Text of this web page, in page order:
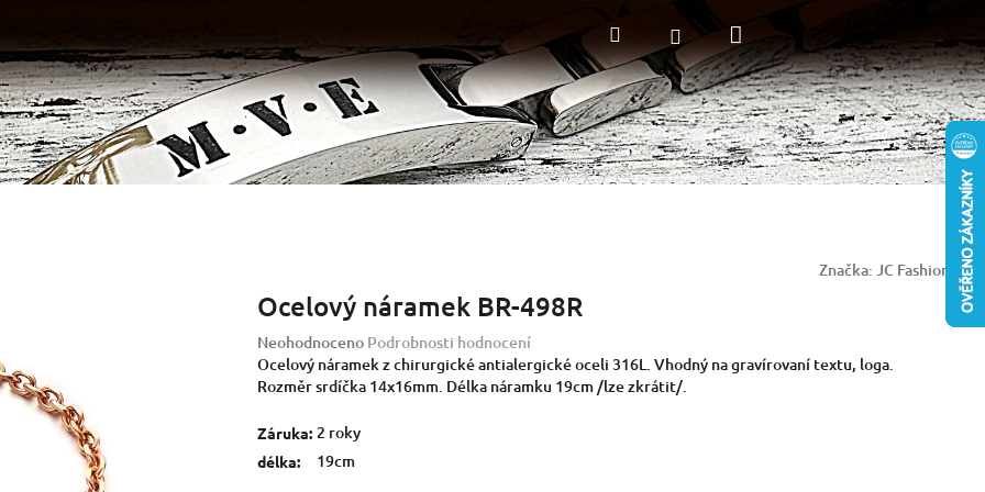
HledatPřihlášeníNákupní
košík
Značka: JC Fashion
Ocelový náramek BR-498R
Průměrné
hodnocení
produktu
0,0
z
5
Neohodnoceno Podrobnosti hodnocení
Ocelový náramek z chirurgické antialergické oceli 316L. Vhodný na gravírovaní textu, loga.
Rozměr srdíčka 14x16mm. Délka náramku 19cm /lze zkrátit/.
Záruka: 2 roky
délka: 19cm